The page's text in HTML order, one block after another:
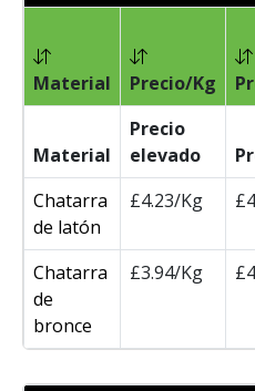
Material Precio/Kg
Material
Precio
elevado
Chatarra
de latón
£4.23/Kg
Chatarra
de
bronce
£3.94/Kg